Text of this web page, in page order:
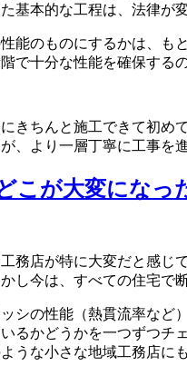
基本的な工程は、法律が
能のものにするかは、
で十分な性能を確保する
きちんと施工できて初め
、より一層丁寧に工事を
こが大変になっ
務店が特に大変だと感
し今は、すべての住宅で
シの性能（熱貫流率な
るかどうかを一つずつチ
うな小さな地域工務店